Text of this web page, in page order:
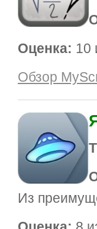
Оценка: 10
Обзор
Из